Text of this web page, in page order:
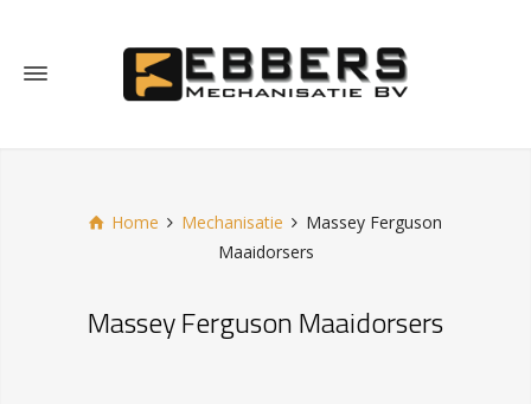
Home Mechanisatie
Massey Ferguson
Maaidorsers
Massey Ferguson Maaidorsers